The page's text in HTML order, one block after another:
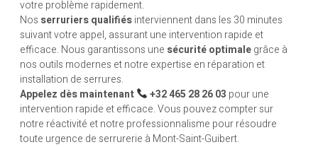
votre problème rapidement.
Nos serruriers qualifiésinterviennent dans les 30 minutes
suivant votre appel, assurant une intervention rapide et
efficace. Nous garantissons une sécurité optimalegrâce à
nos outils modernes et notre expertise en réparation et
installation de serrures.
Appelez dès maintenant
+32 465 28 26 03 pour une
intervention rapide et efficace. Vous pouvez compter sur
notre réactivité et notre professionnalisme pour résoudre
toute urgence de serrurerie à Mont-Saint-Guibert.